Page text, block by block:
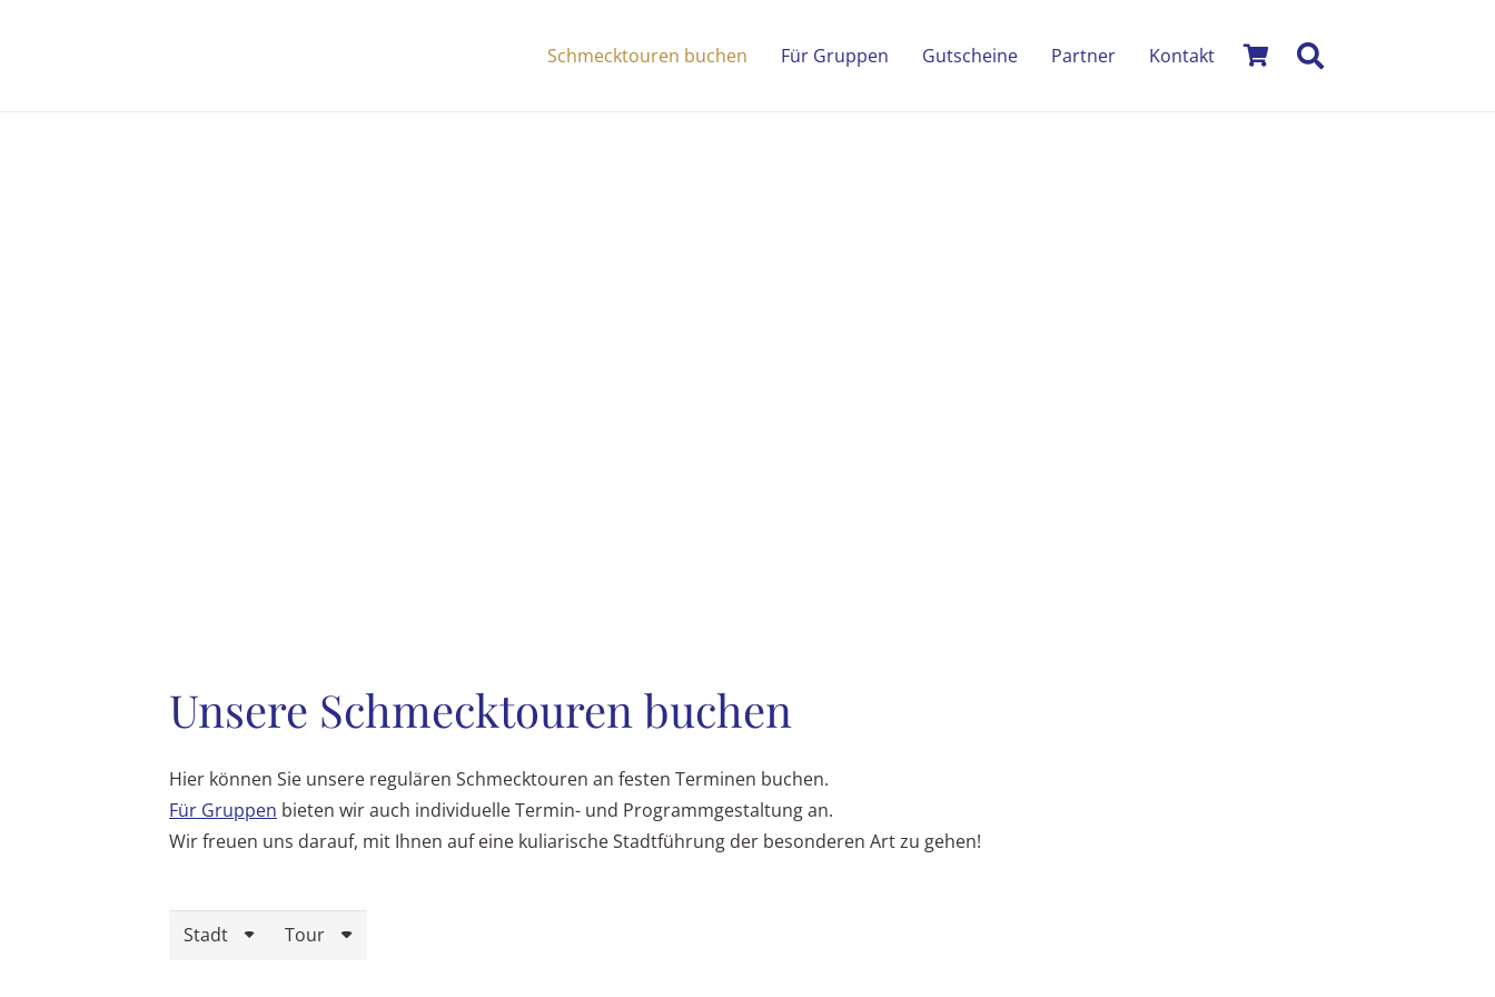
Schmecktouren buchen Für Gruppen Gutscheine Partner Kontakt
Unsere Schmecktouren buchen
Hier können Sie unsere regulären Schmecktouren an festen Terminen buchen.
Für Gruppen bieten wir auch individuelle Termin- und Programmgestaltung an.
Wir freuen uns darauf, mit Ihnen auf eine kuliarische Stadtführung der besonderen Art zu gehen!
Stadt Tour